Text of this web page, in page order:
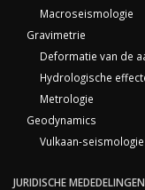
Macroseismologie
Gravimetrie
Deformatie van de
Hydrologische
Metrologie
Geodynamics
Vulkaan-seismologie
JURIDISCHE MEDEDELINGEN